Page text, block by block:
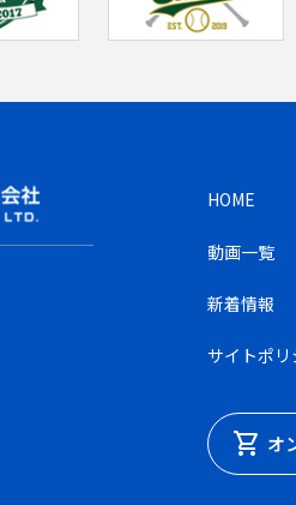
HOME
動画一覧
新着情報
サイトポリ
shopping_cart オ